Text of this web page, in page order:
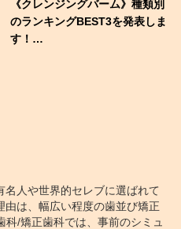
《クレンジングバーム》種類別
のランキングBEST3を発表しま
す！…
人や世界的セレブに選ばれて
は、幅広い程度の歯並び矯正
/矯正歯科では、事前のシミュ